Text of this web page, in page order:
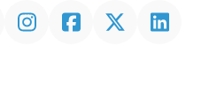
InstagramFacebookTwitter Linkedin